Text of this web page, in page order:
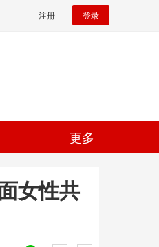
注册 登录
更多
女性共